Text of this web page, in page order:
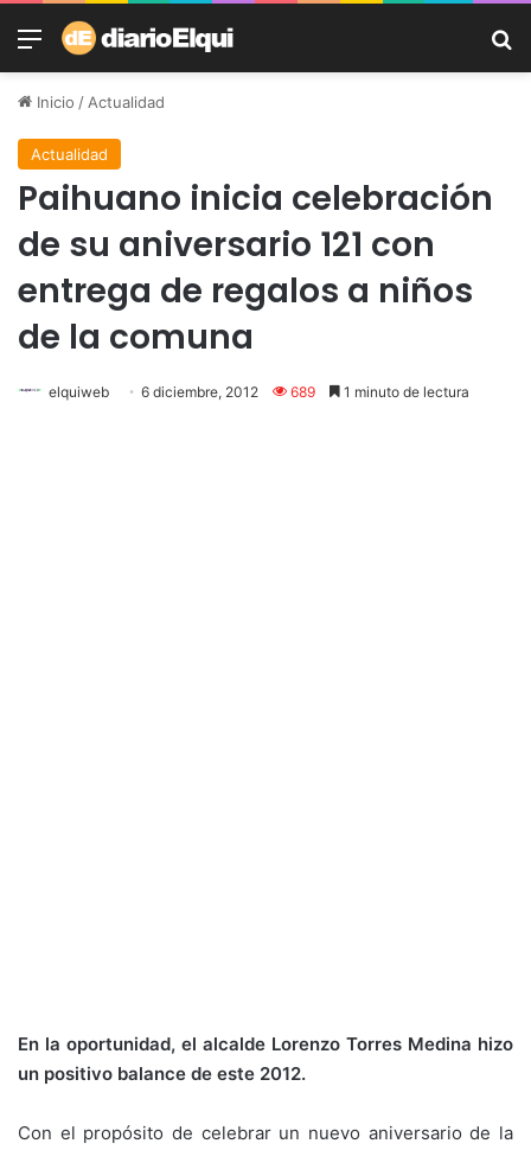
Menú
Inicio /Actualidad
Actualidad
Paihuano inicia celebración
de su aniversario 121 con
entrega de regalos a niños
de la comuna
elquiweb 6 diciembre, 2012 689 1 minuto de lectura
En la oportunidad, el alcalde Lorenzo Torres Medina hizo
un positivo balance de este 2012.
Con el propósito de celebrar un nuevo aniversario de la